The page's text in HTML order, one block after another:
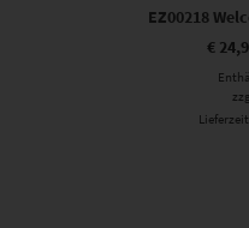
EZ00218
€